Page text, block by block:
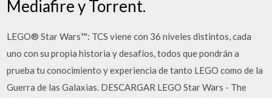
Mediafire y Torrent.
LEGO® Star Wars™: TCS viene con 36 niveles distintos, cada
uno con su propia historia y desafíos, todos que pondrán a
prueba tu conocimiento y experiencia de tanto LEGO como de la
Guerra de las Galaxias. DESCARGAR LEGO Star Wars - The